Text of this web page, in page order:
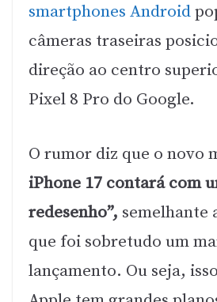
smartphones Android
câmeras traseiras
direção ao centro
Pixel 8 Pro do Google.
O rumor diz que o novo
iPhone 17 contará com
redesenho”, semelhante
que foi sobretudo um
lançamento. Ou seja,